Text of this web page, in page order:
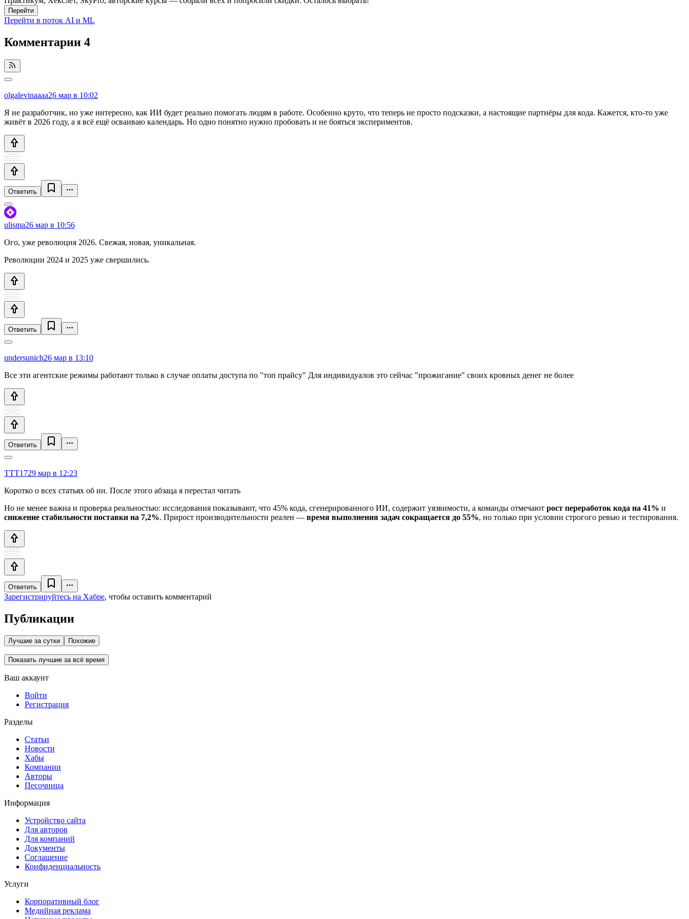
Перейти
Перейти в поток AI и ML
Комментарии 4
olgalevinaaaa26 мар в 10:02
Я не разработчик, но уже интересно, как ИИ будет реально помогать людям в работе. Особенно круто, что теперь не просто подсказки, а настоящие партнёры для кода. Кажется, кто-то уже
живёт в 2026 году, а я всё ещё осваиваю календарь. Но одно понятно нужно пробовать и не бояться экспериментов.
Ответить
ulisma26 мар в 10:56
Ого, уже революция 2026. Свежая, новая, уникальная.
Революции 2024 и 2025 уже свершились.
Ответить
undersunich26 мар в 13:10
Все эти агентские режимы работают только в случае оплаты доступа по "топ прайсу" Для индивидуалов это сейчас "прожигание" своих кровных денег не более
Ответить
TTT1729 мар в 12:23
Коротко о всех статьях об ии. После этого абзаца я перестал читать
Но не менее важна и проверка реальностью: исследования показывают, что 45% кода, сгенерированного ИИ, содержит уязвимости, а команды отмечают рост переработок кода на 41% и
снижение стабильности поставки на 7,2%. Прирост производительности реален — время выполнения задач сокращается до 55%, но только при условии строгого ревью и тестирования.
Ответить
Зарегистрируйтесь на Хабре, чтобы оставить комментарий
Публикации
Лучшие за сутки Похожие
Показать лучшие за всё время
Ваш аккаунт
Войти
Регистрация
Разделы
Статьи
Новости
Хабы
Компании
Авторы
Песочница
Информация
Устройство сайта
Для авторов
Для компаний
Документы
Соглашение
Конфиденциальность
Услуги
Корпоративный блог
Медийная реклама